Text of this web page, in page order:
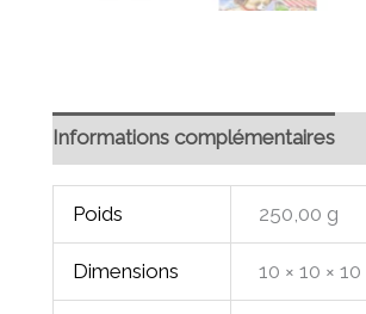
Informations complémentaires
Poids 250,00 g
Dimensions 10 × 10 ×